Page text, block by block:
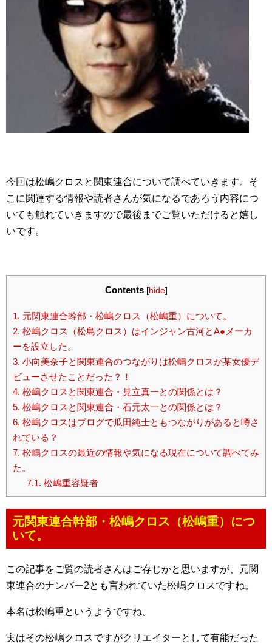
今回は松嶋クロスと関東連合について調べていきます。そ
こに関連する情報や読者さんが気になるであろう内容につ
いても触れていきますので最後までご覧いただけると嬉し
いです。
Contents [hide]
1. 元関東連合幹部・松嶋クロス（松嶋重）について。
2. 松嶋クロス（松島クロス）はインジャン古河とA●メーカ
ーを設立した。
3. 小向美奈子と関東連合のつながりは松嶋クロスが某女優デ
ビューさせたことだった？！
4. 松嶋クロスと関東連合・見立真一との関係とは？
5. 松嶋クロスと関東連合・石元太一との関係とは？
6. 松嶋クロスはブログで瓜田純士ともつながりがあると噂さ
れている？
7. 松嶋クロスの最近の情報や気になる現在について調べてみ
た。
7.1. 松嶋重容疑者
元関東連合幹部・松嶋クロス（松嶋重）につ
いて。
この記事をご覧の読者さんはご存じかと思いますが、元関
東連合のナンバー2とも言われていた松嶋クロスですね。
本名は松嶋重というようですね。
実はその松嶋クロスですがクリエイターとして有能だった